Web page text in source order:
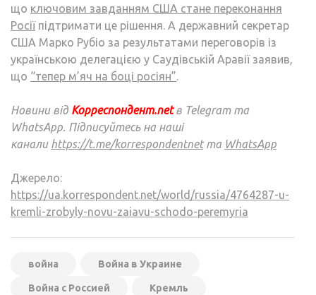
що ключовим завданням США стане переконання
Росіїпідтримати це рішення. А державний секретар
США Марко Рубіо за результатами переговорів із
українською делегацією у Саудівській Аравії заявив,
що “тепер м’яч на боці росіян”.
Новини від Корреспондент.netв Telegram та
WhatsApp. Підписуйтесь на наші
канали https://t.me/korrespondentnetта WhatsApp
Джерело:
https://ua.korrespondent.net/world/russia/4764287-u-
kremli-zrobyly-novu-zaiavu-schodo-peremyria
война Война в Украине
Война с Россией Кремль